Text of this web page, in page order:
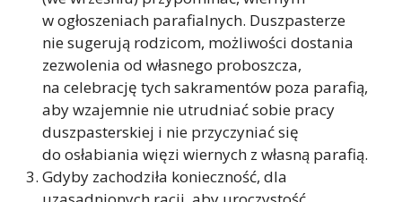
w ogłoszeniach parafialnych. Duszpasterze
nie sugerują rodzicom, możliwości dostania
zezwolenia od własnego proboszcza,
na celebrację tych sakramentów poza parafią,
aby wzajemnie nie utrudniać sobie pracy
duszpasterskiej i nie przyczyniać się
do osłabiania więzi wiernych z własną parafią.
Gdyby zachodziła konieczność, dla